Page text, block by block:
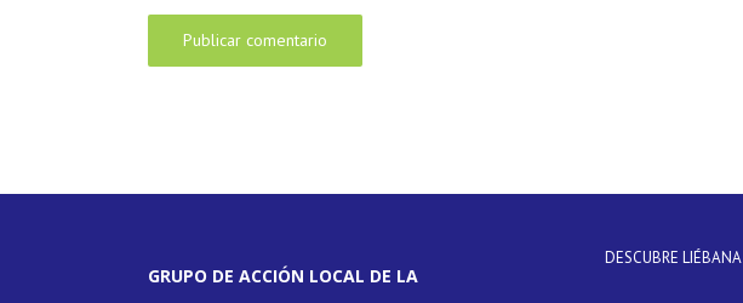
GRUPO DE ACCIÓN LOCAL DE LA
DESCUBRE LIÉBANA